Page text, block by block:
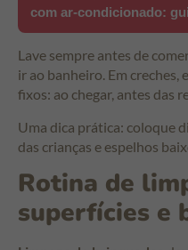
com ar-condicionado:
Lave sempre antes de
ir ao banheiro. Em
fixos: ao chegar, antes das
Uma dica prática: coloque
das crianças e espelhos
Rotina de
superfícies e